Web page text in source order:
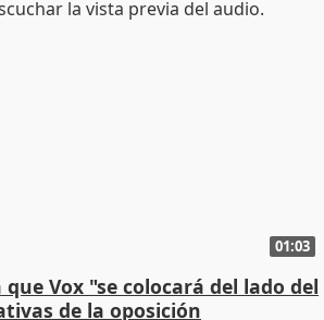
01:03
Vox "se colocará del lado del
de la oposición